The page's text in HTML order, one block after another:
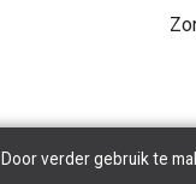
verder gebruik te